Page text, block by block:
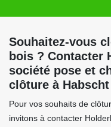
Souhaitez-vous
bois ? Contacter
société pose et
clôture à
Pour vos souhaits de
invitons à contacter